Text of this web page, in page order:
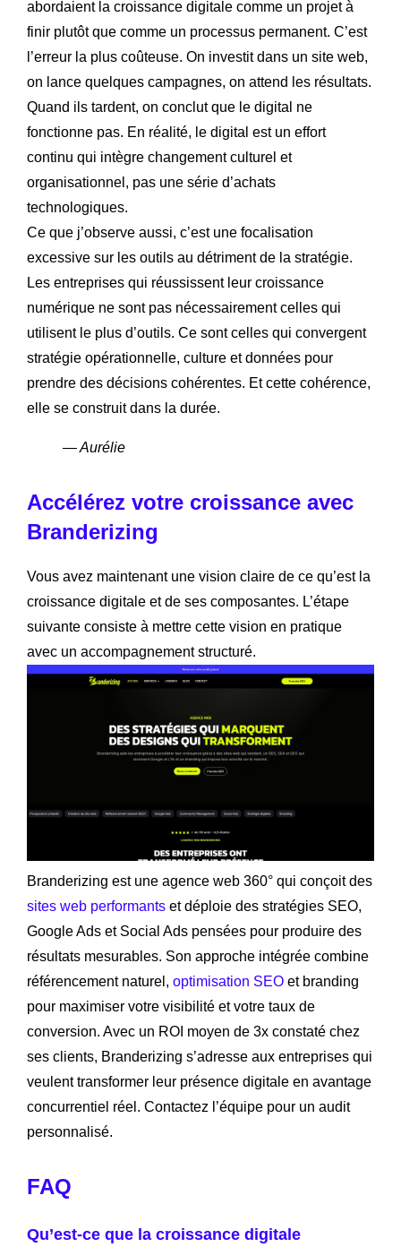
abordaient la croissance digitale comme un projet à
finir plutôt que comme un processus permanent. C’est
l’erreur la plus coûteuse. On investit dans un site web,
on lance quelques campagnes, on attend les résultats.
Quand ils tardent, on conclut que le digital ne
fonctionne pas. En réalité, le digital est un effort
continu qui intègre changement culturel et
organisationnel, pas une série d’achats
technologiques.
Ce que j’observe aussi, c’est une focalisation
excessive sur les outils au détriment de la stratégie.
Les entreprises qui réussissent leur croissance
numérique ne sont pas nécessairement celles qui
utilisent le plus d’outils. Ce sont celles qui convergent
stratégie opérationnelle, culture et données pour
prendre des décisions cohérentes. Et cette cohérence,
elle se construit dans la durée.
— Aurélie
Accélérez votre croissance avec
Branderizing
Vous avez maintenant une vision claire de ce qu’est la
croissance digitale et de ses composantes. L’étape
suivante consiste à mettre cette vision en pratique
avec un accompagnement structuré.
Branderizing est une agence web 360° qui conçoit des
sites web performants et déploie des stratégies SEO,
Google Ads et Social Ads pensées pour produire des
résultats mesurables. Son approche intégrée combine
référencement naturel, optimisation SEO et branding
pour maximiser votre visibilité et votre taux de
conversion. Avec un ROI moyen de 3x constaté chez
ses clients, Branderizing s’adresse aux entreprises qui
veulent transformer leur présence digitale en avantage
concurrentiel réel. Contactez l’équipe pour un audit
personnalisé.
FAQ
Qu’est-ce que la croissance digitale